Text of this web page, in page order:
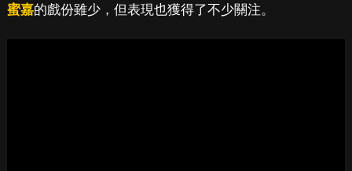
蜜嘉的戲份雖少，但表現也獲得了不少關注。